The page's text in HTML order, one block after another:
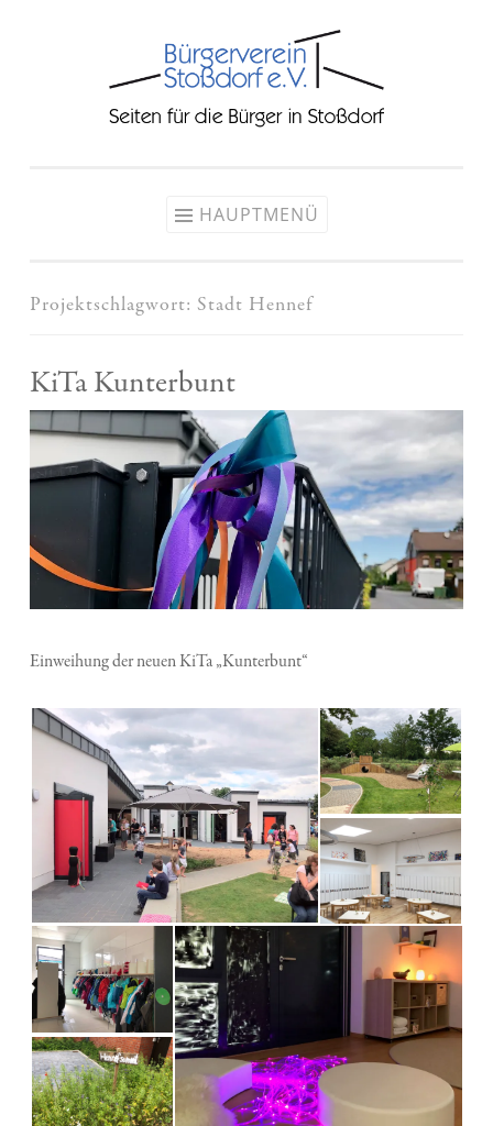
HAUPTMENÜ
Projektschlagwort: Stadt Hennef
KiTa Kunterbunt
Einweihung der neuen KiTa „Kunterbunt“